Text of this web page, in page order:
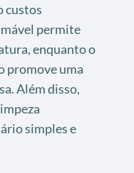
custos
permite
enquanto o
promove uma
Além disso,
simples e